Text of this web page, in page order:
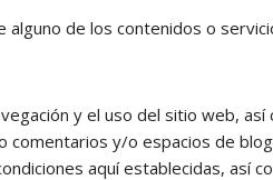
alguno de los contenidos o
y el uso del sitio web,
comentarios y/o espacios de
aquí establecidas, así